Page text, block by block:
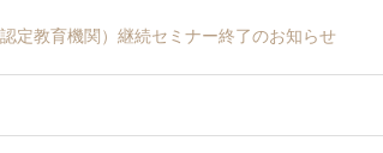
定教育機関）継続セミナー終了のお知らせ